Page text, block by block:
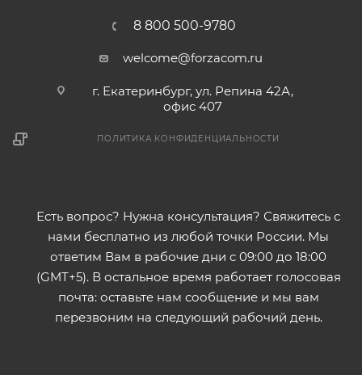
8 800 500-9780
welcome@forzacom.ru
г. Екатеринбург, ул. Репина 42А,
офис 407
ПОЛИТИКА КОНФИДЕНЦИАЛЬНОСТИ
Есть вопрос? Нужна консультация? Свяжитесь с
нами бесплатно из любой точки России. Мы
ответим Вам в рабочие дни с 09:00 до 18:00
(GMT+5). В остальное время работает голосовая
почта: оставьте нам сообщение и мы вам
перезвоним на следующий рабочий день.